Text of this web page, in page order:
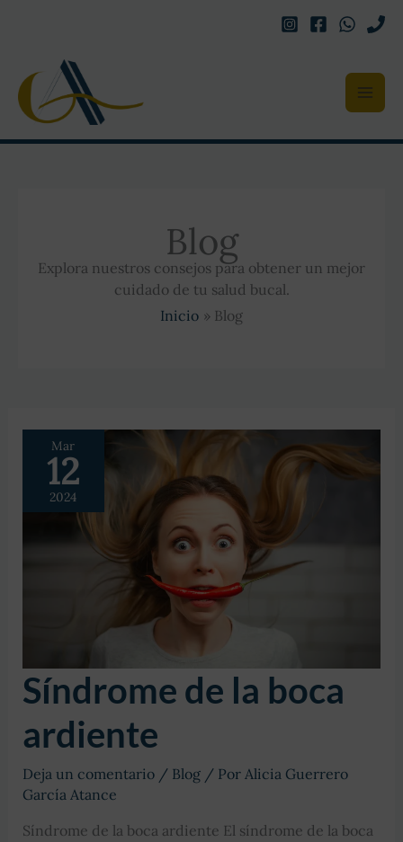
Blog
Explora nuestros consejos para obtener un mejor
cuidado de tu salud bucal.
Inicio
Blog
Mar
12
2024
Síndrome de la boca
ardiente
Deja un comentario / Blog/ Por Alicia Guerrero
García Atance
Síndrome de la boca ardiente El síndrome de la boca